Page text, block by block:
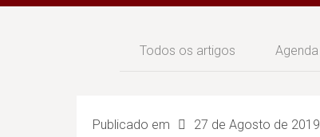
Todos os artigos Agenda
Publicado em 27 de Agosto de 2019